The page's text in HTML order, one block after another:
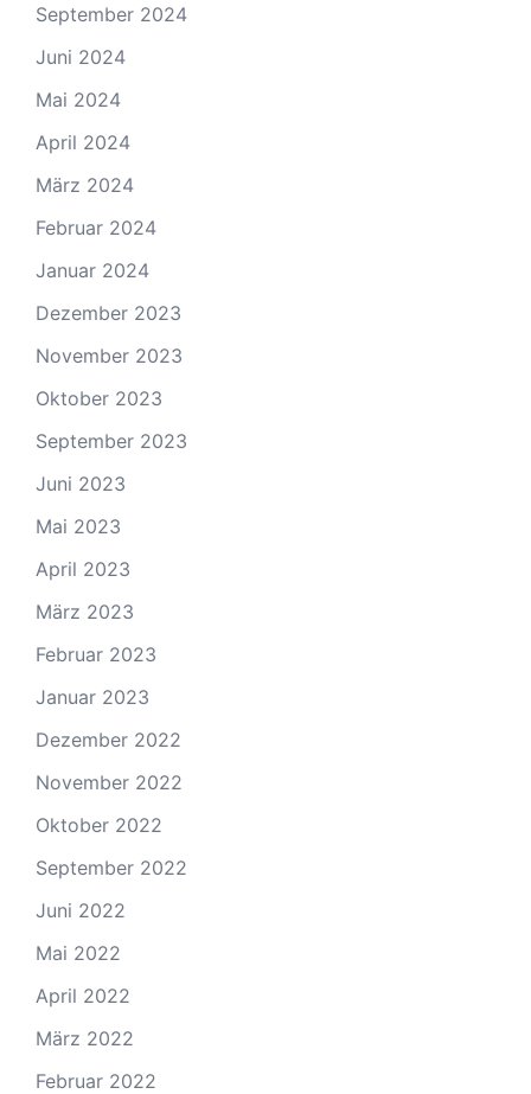
September 2024
Juni 2024
Mai 2024
April 2024
März 2024
Februar 2024
Januar 2024
Dezember 2023
November 2023
Oktober 2023
September 2023
Juni 2023
Mai 2023
April 2023
März 2023
Februar 2023
Januar 2023
Dezember 2022
November 2022
Oktober 2022
September 2022
Juni 2022
Mai 2022
April 2022
März 2022
Februar 2022